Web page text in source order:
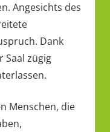
Angesichts des
Dank
zügig
Menschen, die